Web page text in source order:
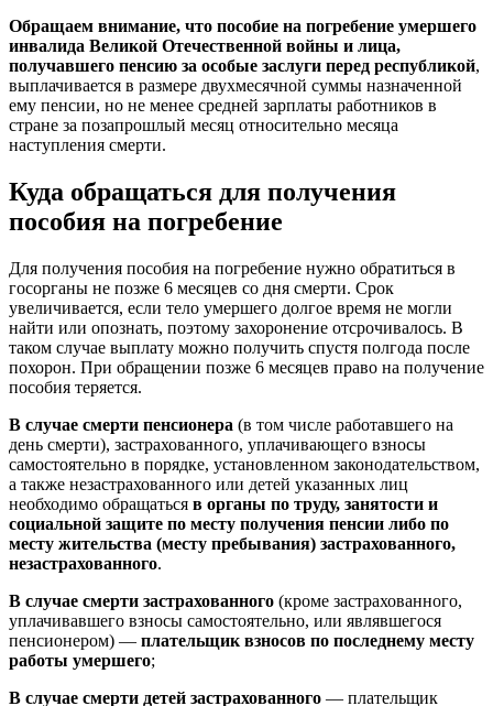
Обращаем внимание, что пособие на погребение умершего
инвалида Великой Отечественной войны и лица,
получавшего пенсию за особые заслуги перед республикой,
выплачивается в размере двухмесячной суммы назначенной
ему пенсии, но не менее средней зарплаты работников в
стране за позапрошлый месяц относительно месяца
наступления смерти.
Куда обращаться для получения
пособия на погребение
Для получения пособия на погребение нужно обратиться в
госорганы не позже 6 месяцев со дня смерти. Срок
увеличивается, если тело умершего долгое время не могли
найти или опознать, поэтому захоронение отсрочивалось. В
таком случае выплату можно получить спустя полгода после
похорон. При обращении позже 6 месяцев право на получение
пособия теряется.
В случае смерти пенсионера (в том числе работавшего на
день смерти), застрахованного, уплачивающего взносы
самостоятельно в порядке, установленном законодательством,
а также незастрахованного или детей указанных лиц
необходимо обращаться в органы по труду, занятости и
социальной защите по месту получения пенсии либо по
месту жительства (месту пребывания) застрахованного,
незастрахованного.
В случае смерти застрахованного (кроме застрахованного,
уплачивавшего взносы самостоятельно, или являвшегося
пенсионером) — плательщик взносов по последнему месту
работы умершего;
В случае смерти детей застрахованного — плательщик